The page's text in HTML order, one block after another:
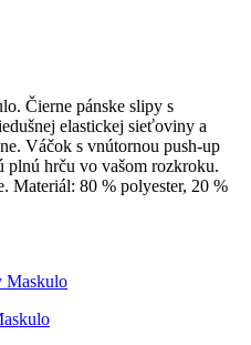
Čierne pánske slipy s
elastickej sieťoviny a
Váčok s vnútornou push-up
hrču vo vašom rozkroku.
Materiál: 80 % polyester, 20 %